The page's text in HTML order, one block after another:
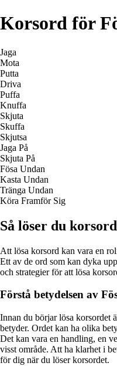
Korsord för
Jaga
Mota
Putta
Driva
Puffa
Knuffa
Skjuta
Skuffa
Skjutsa
Jaga På
Skjuta På
Fösa Undan
Kasta Undan
Tränga Undan
Köra Framför Sig
Så löser du
Att lösa korsord kan vara en
Ett av de ord som kan dyka
och strategier för att lösa
Förstå betydelsen av
Innan du börjar lösa korsordet
betyder. Ordet kan ha olika
Det kan vara en handling, en
visst område. Att ha klarhet i
för dig när du löser korsordet.